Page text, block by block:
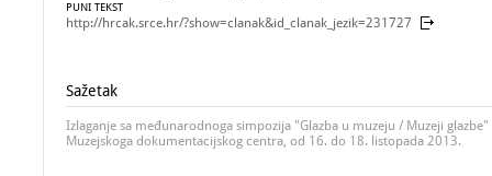
PUNI TEKST
http://hrcak.srce.hr/?show=clanak&id_clanak_jezik=231727
Sažetak
Izlaganje sa međunarodnoga simpozija "Glazba u muzeju / Muzeji
Muzejskoga dokumentacijskog centra, od 16. do 18. listopada 2013.